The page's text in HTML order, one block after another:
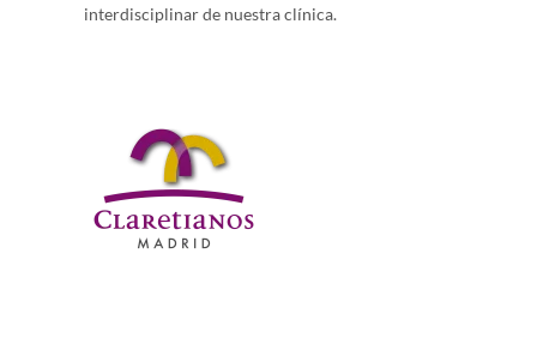
interdisciplinar de nuestra clínica.